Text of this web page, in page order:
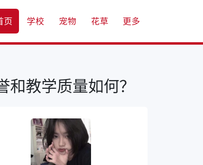
页 学校 宠物 花草 更多
教学质量如何？